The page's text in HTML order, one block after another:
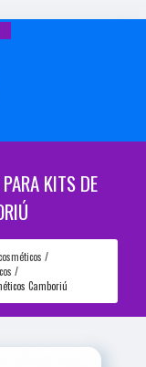
KITS DE
Camboriú